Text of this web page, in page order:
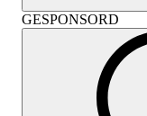
GESPONSORD